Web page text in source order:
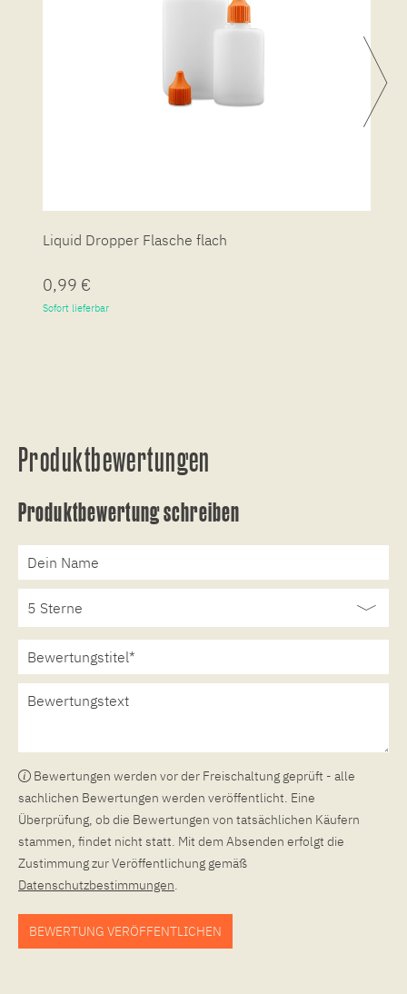
Liquid Dropper Flasche flach
0,99 €
Sofort lieferbar
Produktbewertungen
Produktbewertung schreiben
Bewertungen werden vor der Freischaltung geprüft - alle
sachlichen Bewertungen werden veröffentlicht. Eine
Überprüfung, ob die Bewertungen von tatsächlichen Käufern
stammen, findet nicht statt. Mit dem Absenden erfolgt die
Zustimmung zur Veröffentlichung gemäß
Datenschutzbestimmungen.
BEWERTUNG VERÖFFENTLICHEN